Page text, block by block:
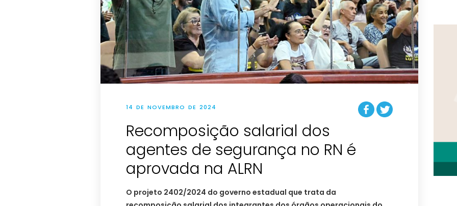
14 DE NOVEMBRO DE 2024
Recomposição salarial dos
agentes de segurança no RN é
aprovada na ALRN
O projeto 2402/2024 do governo estadual que trata da